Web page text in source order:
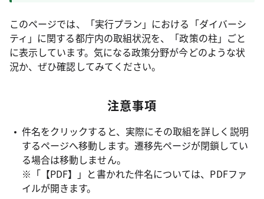
このページでは、「実行プラン」における「ダイバーシ
ティ」に関する都庁内の取組状況を、「政策の柱」ごと
に表示しています。気になる政策分野が今どのような状
況か、ぜひ確認してみてください。
注意事項
件名をクリックすると、実際にその取組を詳しく説明
するページへ移動します。遷移先ページが閉鎖してい
る場合は移動しません。
※「【PDF】」と書かれた件名については、PDFファ
イルが開きます。